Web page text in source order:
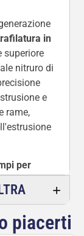
in
superiore
nitruro di
e
rame,
per
stampi
ottenere
ultrasuoni,
piacerti